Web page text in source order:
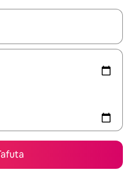
vinjari kwa kutumia vitufe vya